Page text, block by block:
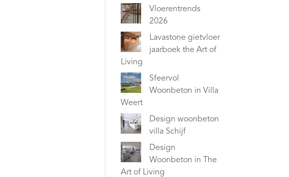
Vloerentrends
2026
Lavastone gietvloer
jaarboek the Art of
Living
Sfeervol
Woonbeton in Villa
Weert
Design woonbeton
villa Schijf
Design
Woonbeton in The
Art of Living